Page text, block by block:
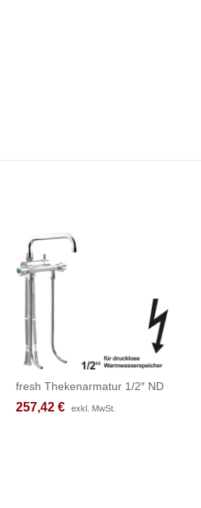
fresh Thekenarmatur 1/2″ ND
257,42 € exkl. MwSt.
257,42 € exkl. MwSt.